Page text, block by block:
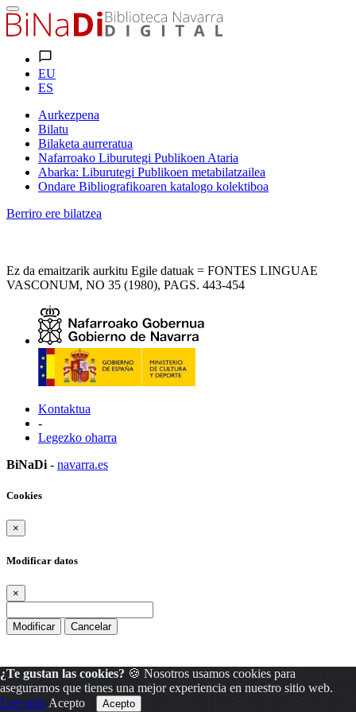
EU
ES
Aurkezpena
Bilatu
Bilaketa aurreratua
Nafarroako Liburutegi Publikoen Ataria
Abarka: Liburutegi Publikoen metabilatzailea
Ondare Bibliografikoaren katalogo kolektiboa
Berriro ere bilatzea
Ez da emaitzarik aurkitu Egile datuak = FONTES LINGUAE
VASCONUM, NO 35 (1980), PAGS. 443-454
Kontaktua
-
Legezko oharra
BiNaDi - navarra.es
¿Te gustan las cookies? 🍪 Nosotros usamos cookies para
asegurarnos que tienes una mejor experiencia en nuestro sitio web.
Leer más Acepto
Cookies
×
Modificar datos
×
Modificar Cancelar